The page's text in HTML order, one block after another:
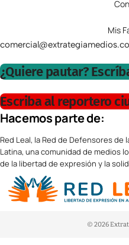
Mis
¿Quiere pautar?
Escriba al reportero
Hacemos parte de:
Red Leal, la Red de Defensores
Latina, una comunidad de medios
de la libertad de expresión y la
© 2026